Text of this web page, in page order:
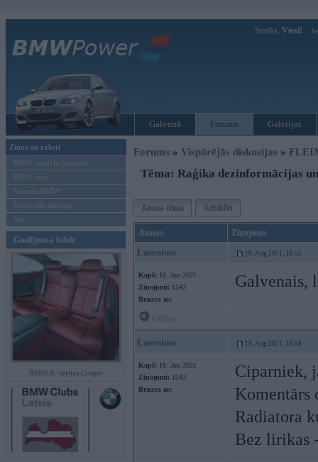
Sveiks, Viesi!
Galvenā Forums Galerijas
Ziņas un raksti
BMW modeļu jaunumi
BMW testi
Mēneša BMW
Sērijveida tūnings
Vel...
Gadījuma bilde
BMW 6. sērijas Coupe
Forums » Vispārējās diskusijas »
Tēma: Raģika dezinformācijas
Jauna tēma Atbildēt
Autors Ziņojums
Luseniuss 18. Aug 2021, 18:55
Kopš: 18. Jun 2021
Ziņojumi: 1542
Braucu ar:
Galvenais,
Luseniuss 18. Aug 2021, 18:58
Kopš: 18. Jun 2021
Ziņojumi: 1542
Braucu ar:
Ciparniek,
Komentārs
Radiatora
Bez lirikas